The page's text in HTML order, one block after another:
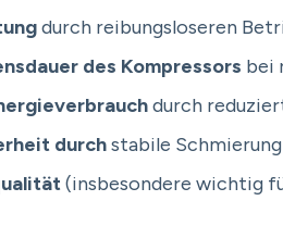
durch reibungsloseren
des Kompressors bei
durch
durchstabile Schmierung
(insbesondere wichtig